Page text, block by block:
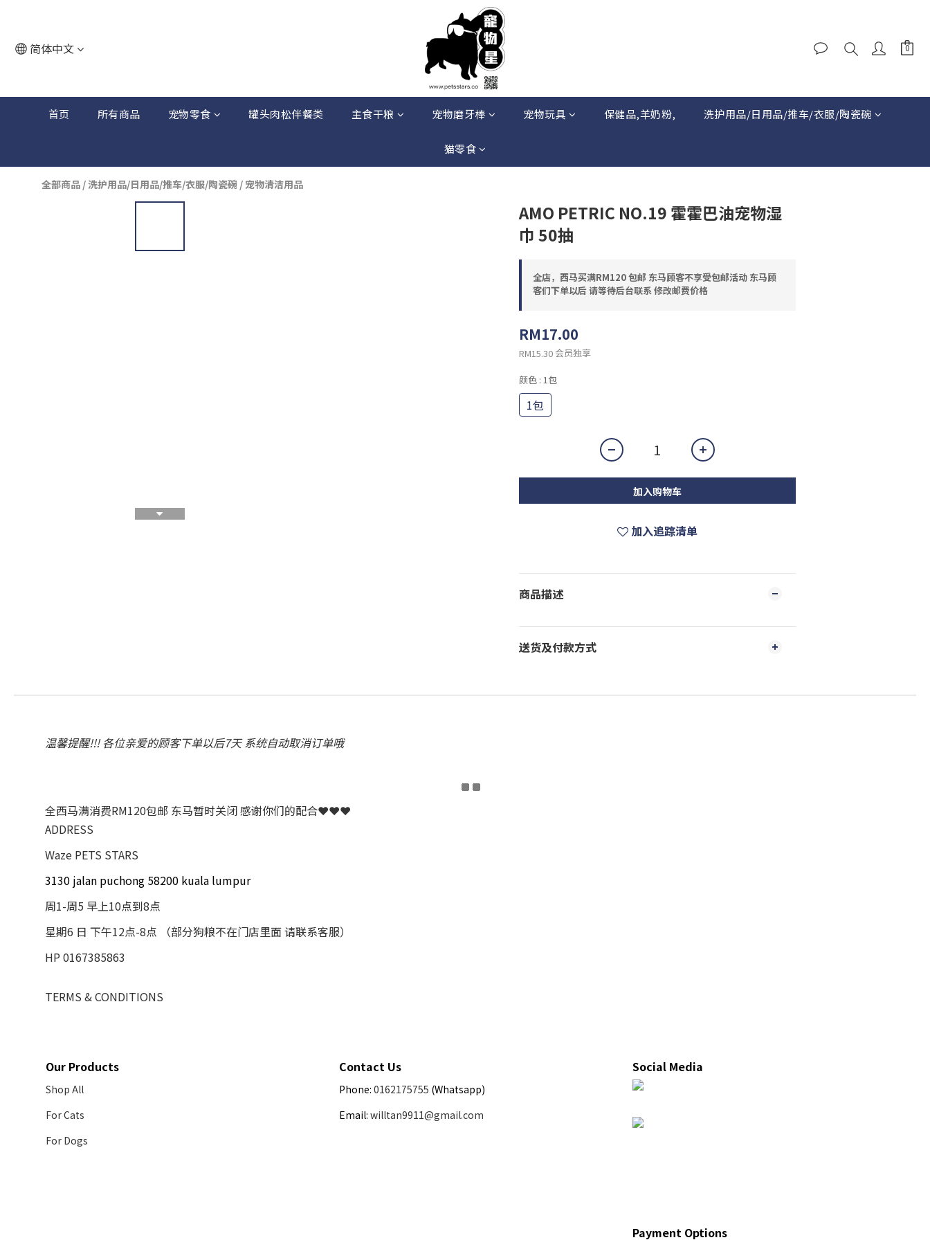
简体中文
首页 所有商品 宠物零食 罐头肉松伴餐类 主食干粮 宠物磨牙棒 宠物玩具 保健品,羊奶粉, 洗护用品/日用品/推车/衣服/陶瓷碗
猫零食
全部商品 /洗护用品/日用品/推车/衣服/陶瓷碗 / 宠物清洁用品
AMO PETRIC NO.19 霍霍巴油宠物湿
巾 50抽
全店，西马买满RM120 包邮 东马顾客不享受包邮活动 东马顾
客们下单以后 请等待后台联系 修改邮费价格
RM17.00
RM15.30 会员独享
颜色 : 1包
1包
加入购物车
加入追踪清单
商品描述
送货及付款方式
温馨提醒!!! 各位亲爱的顾客下单以后7天 系统自动取消订单哦
全西马满消费RM120包邮 东马暂时关闭 感谢你们的配合❤❤❤
ADDRESS
Waze PETS STARS
3130 jalan puchong 58200 kuala lumpur
周1-周5 早上10点到8点
星期6 日 下午12点-8点 （部分狗粮不在门店里面 请联系客服）
HP 0167385863
TERMS & CONDITIONS
Our Products
Shop All
For Cats
For Dogs
Contact Us
Phone: 0162175755 (Whatsapp)
Email: willtan9911@gmail.com
Social Media
Payment Options